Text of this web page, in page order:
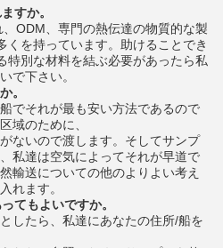
すか。
ODM、専門の熱伝達の物質的な製
くを持っています。助けることでき
特別な材料を結ぶ必要があったら私
で下さい。
。
でそれが最も安い方法であるので
域のために、
ないので渡します。そしてサンプ
私達は空気によってそれが早道で
輸送についての他のよりよい考え
れます。
てもよいですか。
したら、私達にあなたの住所/船を